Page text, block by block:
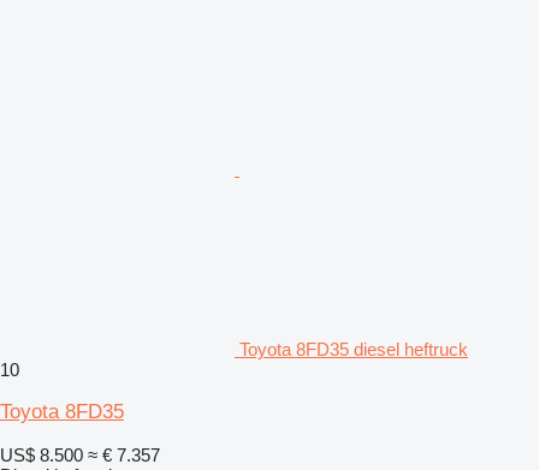
Toyota 8FD35 diesel heftruck
10
Toyota 8FD35
US$ 8.500 ≈ € 7.357